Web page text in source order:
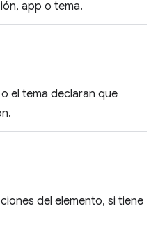
app o tema.
el tema declaran que
del elemento, si tiene